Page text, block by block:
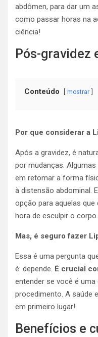
abdômen, para dar um
como passar horas na
ciência!
Pós-gravidez
Conteúdo mostrar
Por que considerar a
Após a gravidez, é
por mudanças.
em retomar a forma
à distensão abdominal.
opção para aquelas que
hora de esculpir o corpo.
Mas, é seguro fazer
Essa é uma pergunta
é: depende. É crucial
entender se você é uma
procedimento. A saúde
em primeiro lugar!
Benefícios e